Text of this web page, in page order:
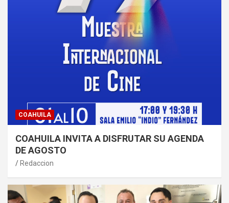
COAHUILA
COAHUILA INVITA A DISFRUTAR SU AGENDA
DE AGOSTO
Redaccion